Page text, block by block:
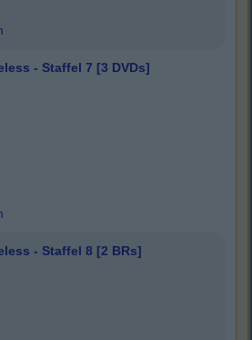
- Staffel 7 [3 DVDs]
- Staffel 8 [2 BRs]